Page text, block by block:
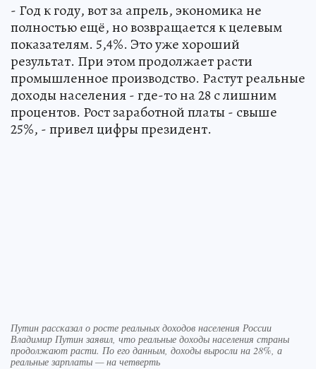
- Год к году, вот за апрель, экономика не
полностью ещё, но возвращается к целевым
показателям. 5,4%. Это уже хороший
результат. При этом продолжает расти
промышленное производство. Растут реальные
доходы населения - где-то на 28 с лишним
процентов. Рост заработной платы - свыше
25%, - привел цифры президент.
Путин рассказал о росте реальных доходов населения России
Владимир Путин заявил, что реальные доходы населения страны
продолжают расти. По его данным, доходы выросли на 28%, а
реальные зарплаты — на четверть